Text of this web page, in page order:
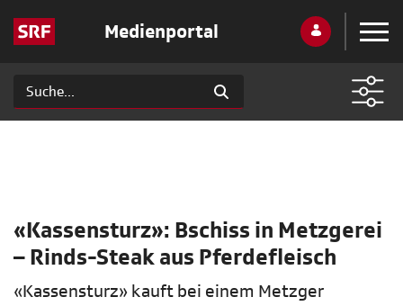
Medienportal
«Kassensturz»: Bschiss in Metzgerei
– Rinds-Steak aus Pferdefleisch
«Kassensturz» kauft bei einem Metzger